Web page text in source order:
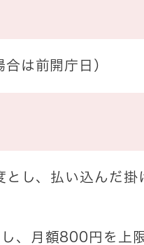
は前開庁日）
し、払い込んだ掛
、月額800円を上